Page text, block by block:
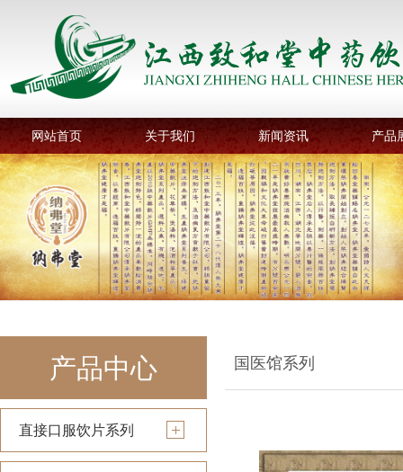
网站首页 关于我们 新闻资讯 产品
产品中心
直接口服饮片系列
国医馆系列